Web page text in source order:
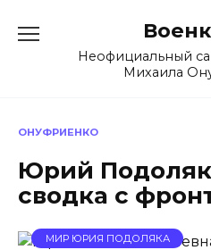
содержаниюНеофициальный
Михаила
ОНУФРИЕНКО
Юрий
сводка с
МИР ЮРИЯ ПОДОЛЯКА